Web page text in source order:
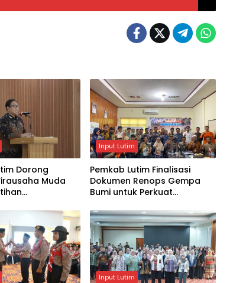
Dorong
Muda
Input Lutim
Pemkab Lutim Finalisasi
Dokumen Renops Gempa
Bumi untuk Perkuat
Input Lutim